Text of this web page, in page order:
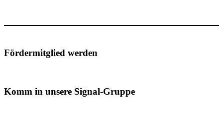
Fördermitglied werden
Komm in unsere Signal-Gruppe